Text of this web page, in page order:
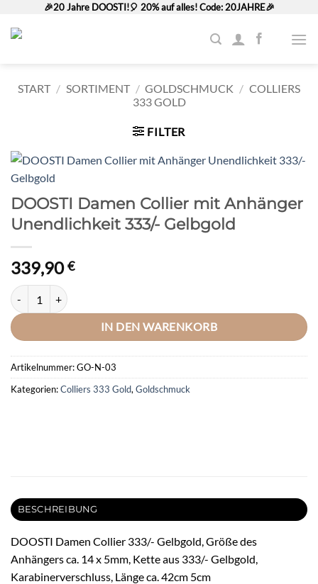
Inhalt
springen
🎉20 Jahre DOOSTI!🎈 20% auf alles! Code: 20JAHRE🎉
START / SORTIMENT / GOLDSCHMUCK / COLLIERS
333 GOLD
FILTER
DOOSTI Damen Collier mit Anhänger
Unendlichkeit 333/- Gelbgold
339,90€
DOOSTI Damen Collier mit Anhänger Unendlichkeit 333/- Gelbgold
IN DEN WARENKORB
Artikelnummer:GO-N-03
Kategorien:Colliers 333 Gold, Goldschmuck
BESCHREIBUNG
DOOSTI Damen Collier 333/- Gelbgold, Größe des
Anhängers ca. 14 x 5mm, Kette aus 333/- Gelbgold,
Karabinerverschluss, Länge ca. 42cm 5cm